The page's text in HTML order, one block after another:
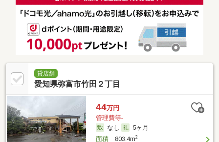
貸店舗
愛知県弥富市竹田２丁目
44万円
管理費等-
なし
5ヶ月
面積803.4m2